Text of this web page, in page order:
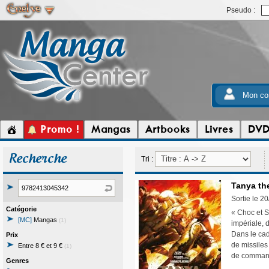
Pseudo :
Mon
Promo ! Mangas Artbooks Livres DVD
Recherche
Catégorie
[MC] Mangas (1)
Prix
Entre 8 € et 9 € (1)
Genres
Tri :
Tanya
Sortie le
« Choc et
impériale,
Dans le
de
de